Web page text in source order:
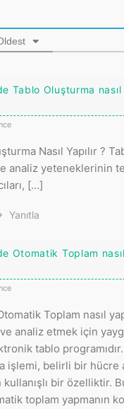
Tablo Oluşturma nasıl
Nasıl Yapılır ?
analiz yeteneklerinin
[…]
Yanıtla
Otomatik Toplam
Toplam nasıl
analiz etmek için
tablo
işlemi, belirli bir hücre
bir özelliktir.
toplam yapmanın